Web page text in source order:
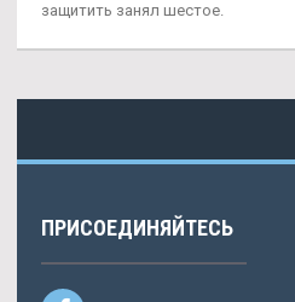
защитить занял шестое.
ПРИСОЕДИНЯЙТЕСЬ